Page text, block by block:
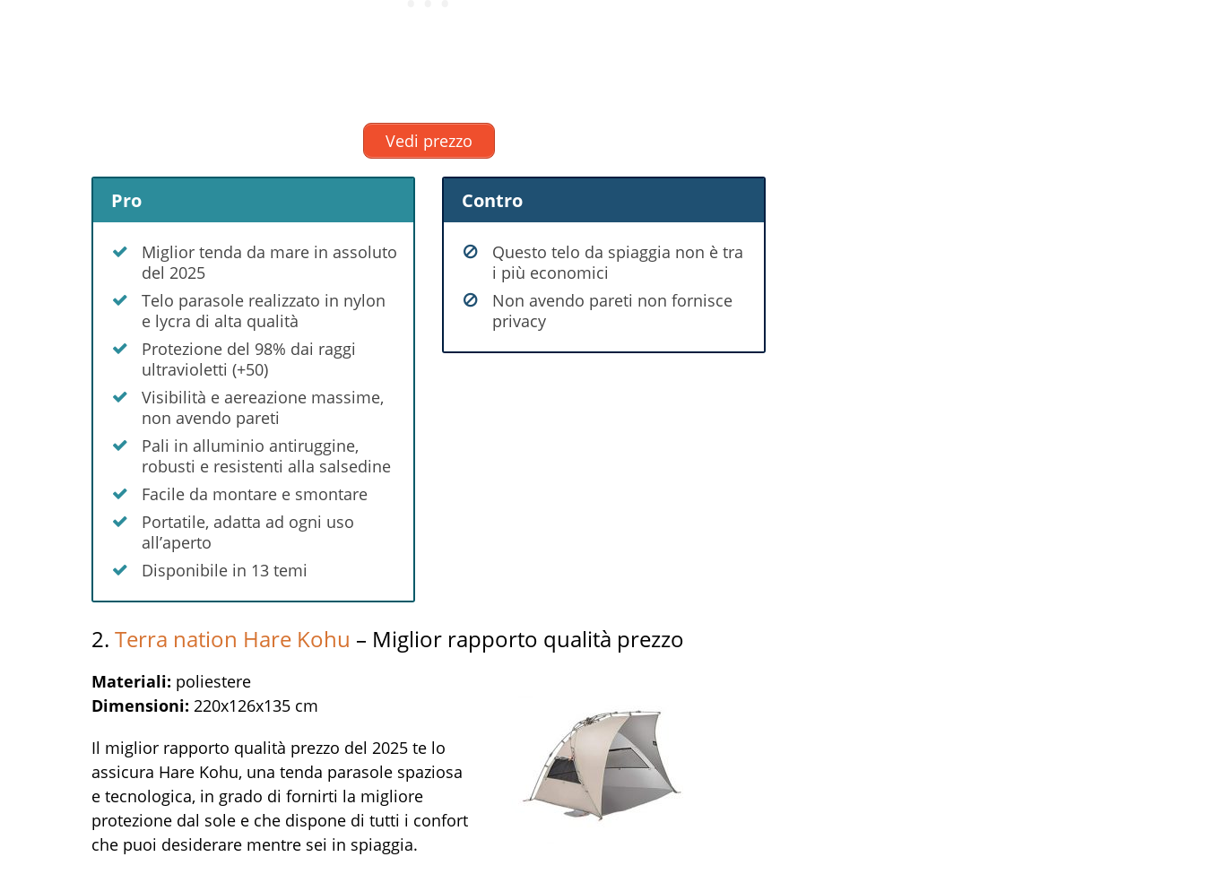
Vedi prezzo
Pro
Miglior tenda da mare in assoluto
del 2025
Telo parasole realizzato in nylon
e lycra di alta qualità
Protezione del 98% dai raggi
ultravioletti (+50)
Visibilità e aereazione massime,
non avendo pareti
Pali in alluminio antiruggine,
robusti e resistenti alla salsedine
Facile da montare e smontare
Portatile, adatta ad ogni uso
all’aperto
Disponibile in 13 temi
Contro
Questo telo da spiaggia non è tra
i più economici
Non avendo pareti non fornisce
privacy
2. Terra nation Hare Kohu – Miglior rapporto qualità prezzo
Materiali: poliestere
Dimensioni: 220x126x135 cm
Il miglior rapporto qualità prezzo del 2025 te lo
assicura Hare Kohu, una tenda parasole spaziosa
e tecnologica, in grado di fornirti la migliore
protezione dal sole e che dispone di tutti i confort
che puoi desiderare mentre sei in spiaggia.